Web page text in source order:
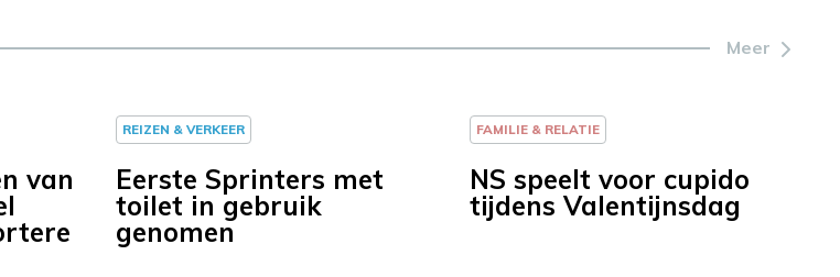
Meer
van
REIZEN & VERKEER
Eerste Sprinters met
toilet in gebruik
genomen
FAMILIE & RELATIE
NS speelt voor cupido
tijdens Valentijnsdag